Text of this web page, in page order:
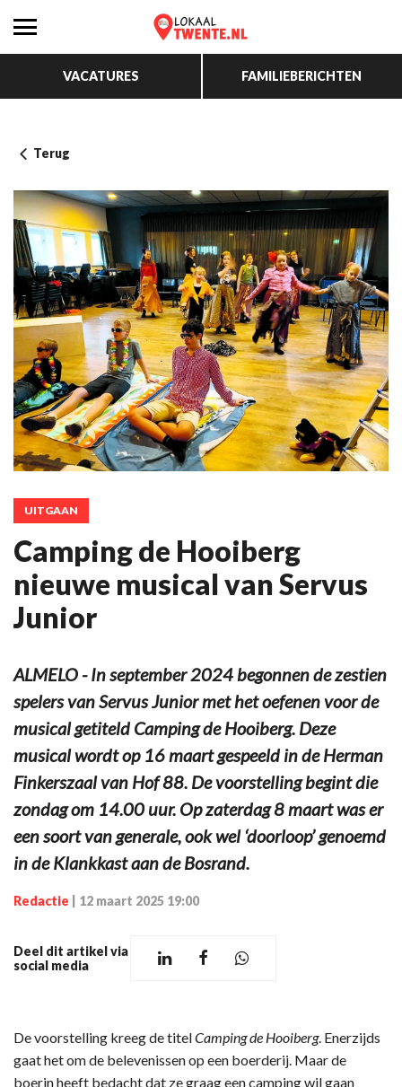
VACATURES FAMILIEBERICHTEN
Terug
UITGAAN
Camping de Hooiberg
nieuwe musical van Servus
Junior
ALMELO - In september 2024 begonnen de zestien
spelers van Servus Junior met het oefenen voor de
musical getiteld Camping de Hooiberg. Deze
musical wordt op 16 maart gespeeld in de Herman
Finkerszaal van Hof 88. De voorstelling begint die
zondag om 14.00 uur. Op zaterdag 8 maart was er
een soort van generale, ook wel ‘doorloop’ genoemd
in de Klankkast aan de Bosrand.
Redactie 12 maart 2025 19:00
Deel dit artikel via
social media
De voorstelling kreeg de titelCamping de Hooiberg. Enerzijds
gaat het om de belevenissen op een boerderij. Maar de
boerin heeft bedacht dat ze graag een camping wil gaan